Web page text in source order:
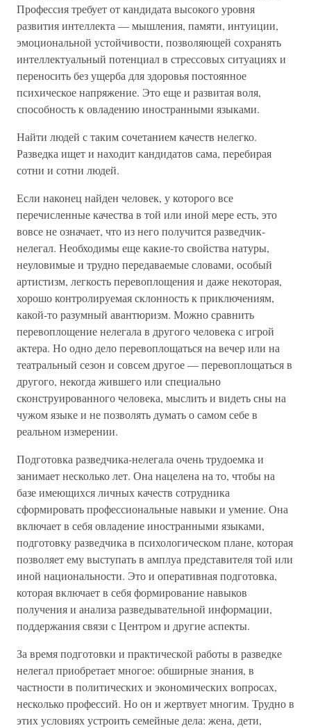
Профессия требует от кандидата высокого уровня
развития интеллекта — мышления, памяти, интуиции,
эмоциональной устойчивости, позволяющей сохранять
интеллектуальный потенциал в стрессовых ситуациях и
переносить без ущерба для здоровья постоянное
психическое напряжение. Это еще и развитая воля,
способность к овладению иностранными языками.
Найти людей с таким сочетанием качеств нелегко.
Разведка ищет и находит кандидатов сама, перебирая
сотни и сотни людей.
Если наконец найден человек, у которого все
перечисленные качества в той или иной мере есть, это
вовсе не означает, что из него получится разведчик-
нелегал. Необходимы еще какие-то свойства натуры,
неуловимые и трудно передаваемые словами, особый
артистизм, легкость перевоплощения и даже некоторая,
хорошо контролируемая склонность к приключениям,
какой-то разумный авантюризм. Можно сравнить
перевоплощение нелегала в другого человека с игрой
актера. Но одно дело перевоплощаться на вечер или на
театральный сезон и совсем другое — перевоплощаться в
другого, некогда жившего или специально
сконструированного человека, мыслить и видеть сны на
чужом языке и не позволять думать о самом себе в
реальном измерении.
Подготовка разведчика-нелегала очень трудоемка и
занимает несколько лет. Она нацелена на то, чтобы на
базе имеющихся личных качеств сотрудника
сформировать профессиональные навыки и умение. Она
включает в себя овладение иностранными языками,
подготовку разведчика в психологическом плане, которая
позволяет ему выступать в амплуа представителя той или
иной национальности. Это и оперативная подготовка,
которая включает в себя формирование навыков
получения и анализа разведывательной информации,
поддержания связи с Центром и другие аспекты.
За время подготовки и практической работы в разведке
нелегал приобретает многое: обширные знания, в
частности в политических и экономических вопросах,
несколько профессий. Но он и жертвует многим. Трудно в
этих условиях устроить семейные дела: жена, дети,